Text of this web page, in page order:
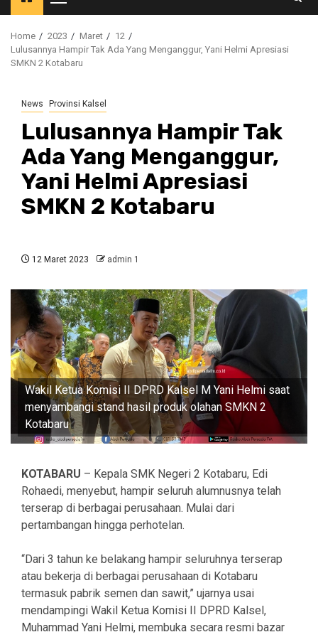
Menu
Home 2023 Maret
12
Lulusannya Hampir Tak Ada Yang Menganggur, Yani Helmi Apresiasi
SMKN 2 Kotabaru
News Provinsi Kalsel
Lulusannya Hampir Tak
Ada Yang Menganggur,
Yani Helmi Apresiasi
SMKN 2 Kotabaru
12 Maret 2023 admin 1
Wakil Ketua Komisi II DPRD Kalsel M Yani Helmi saat
menyambangi stand hasil produk olahan SMKN 2
Kotabaru
KOTABARU – Kepala SMK Negeri 2 Kotabaru, Edi
Rohaedi, menyebut, hampir seluruh alumnusnya telah
terserap di berbagai perusahaan. Mulai dari
pertambangan hingga perhotelan.
“Dari 3 tahun ke belakang hampir seluruhnya terserap
atau bekerja di berbagai perusahaan di Kotabaru
termasuk pabrik semen dan sawit,” ujarnya usai
mendampingi Wakil Ketua Komisi II DPRD Kalsel,
Muhammad Yani Helmi, membuka secara resmi bazar